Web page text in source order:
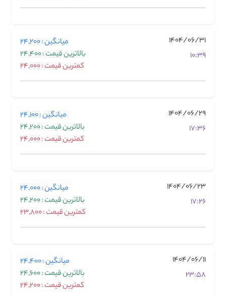
1404/06/31
10:39
میانگین : 24,200
بالاترین قیمت : 24,400
کمترین قیمت : 24,000
1404/06/29
17:36
میانگین : 24,100
بالاترین قیمت : 24,200
کمترین قیمت : 24,000
1404/06/23
17:26
میانگین : 24,000
بالاترین قیمت : 24,200
کمترین قیمت : 23,800
1404/06/11
23:58
میانگین : 24,400
بالاترین قیمت : 24,600
کمترین قیمت : 24,200